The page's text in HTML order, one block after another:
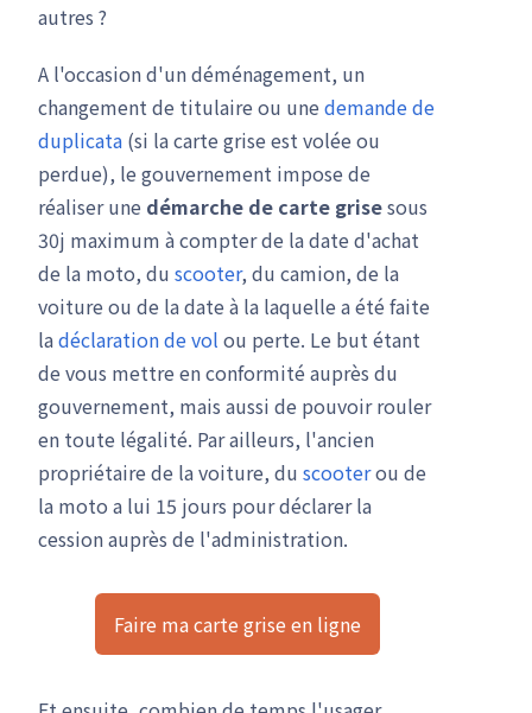
autres ?
A l'occasion d'un déménagement, un
changement de titulaire ou une demande de
duplicata (si la carte grise est volée ou
perdue), le gouvernement impose de
réaliser une démarche de carte grisesous
30j maximum à compter de la date d'achat
de la moto, du scooter, du camion, de la
voiture ou de la date à la laquelle a été faite
ladéclaration de vol ou perte. Le but étant
de vous mettre en conformité auprès du
gouvernement, mais aussi de pouvoir rouler
en toute légalité. Par ailleurs, l'ancien
propriétaire de la voiture, du scooterou de
la moto a lui 15 jours pour déclarer la
cession auprès de l'administration.
Faire ma carte grise en ligne